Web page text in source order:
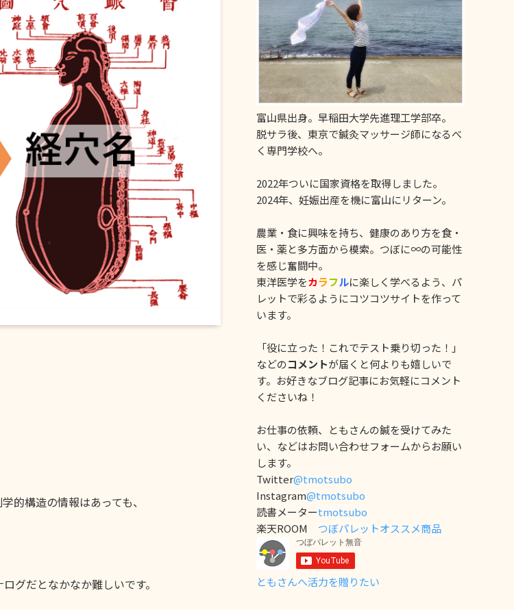
的構造の情報はあっても、
グだとなかなか難しいです。
富山県出身。早稲田大学先進理工学部卒。
脱サラ後、東京で鍼灸マッサージ師になるべ
く専門学校へ。
2022年ついに国家資格を取得しました。
2024年、妊娠出産を機に富山にリターン。
農業・食に興味を持ち、健康のあり方を食・
医・薬と多方面から模索。つぼに∞の可能性
を感じ奮闘中。
東洋医学をカラフルに楽しく学べるよう、パ
レットで彩るようにコツコツサイトを作って
います。
「役に立った！これでテスト乗り切った！」
などのコメントが届くと何よりも嬉しいで
す。お好きなブログ記事にお気軽にコメント
くださいね！
お仕事の依頼、ともさんの鍼を受けてみた
い、などはお問い合わせフォームからお願い
します。
Twitter@tmotsubo
Instagram@tmotsubo
読書メーターtmotsubo
楽天ROOM つぼパレットオススメ商品
ともさんへ活力を贈りたい